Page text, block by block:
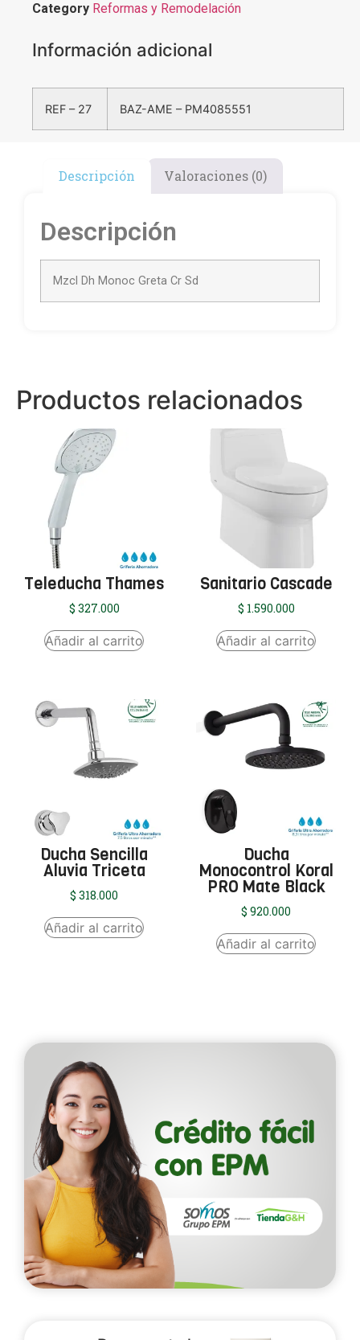
Category Reformas y Remodelación
Información adicional
REF – 27 BAZ-AME – PM4085551
Descripción Valoraciones (0)
Descripción
Mzcl Dh Monoc Greta Cr Sd
Productos relacionados
Teleducha Thames
$ 327.000
Añadir al carrito
Sanitario Cascade
$ 1.590.000
Añadir al carrito
Ducha Sencilla
Aluvia Triceta
$ 318.000
Añadir al carrito
Ducha
Monocontrol Koral
PRO Mate Black
$ 920.000
Añadir al carrito